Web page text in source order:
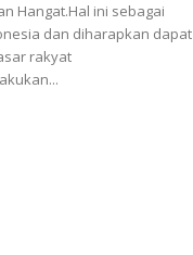
Hangat.Hal ini sebagai
dan diharapkan dapat
rakyat